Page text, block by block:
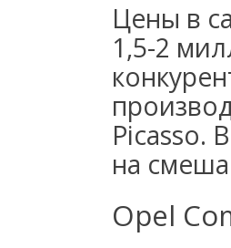
Цены в
1,5-2
Picasso.
на
Opel